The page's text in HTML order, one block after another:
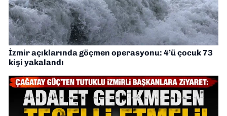
İzmir açıklarında göçmen operasyonu: 4’ü çocuk 73
kişi yakalandı